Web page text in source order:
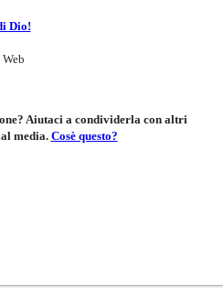
Dio!
Aiutaci a condividerla con altri
media. Cosè questo?